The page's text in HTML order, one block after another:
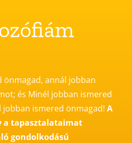
önmagad, annál jobban
és Minél jobban ismered
ismered önmagad! A
a tapasztalataimat
gondolkodású